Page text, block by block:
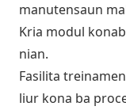
manutensaun
Kria modul
nian.
Fasilita
liur kona ba